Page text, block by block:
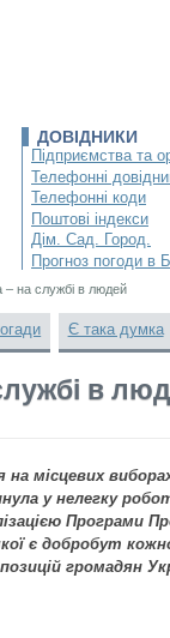
ДОВІДНИКИ
Підприємства та
Телефонні
Телефонні коди
Поштові індекси
Дім. Сад. Город.
Прогноз погоди в
– на службі в людей
Є така думка
в
на місцевих
у нелегку
Програми
є добробут
громадян